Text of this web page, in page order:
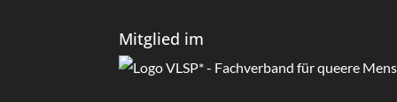
Mitglied im